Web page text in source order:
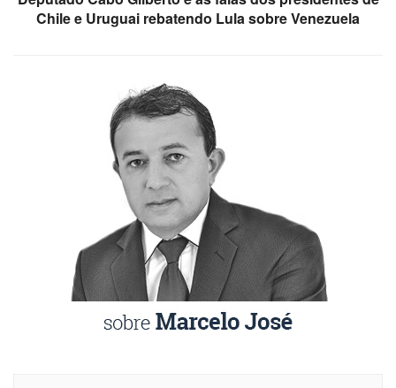
Chile e Uruguai rebatendo Lula sobre Venezuela